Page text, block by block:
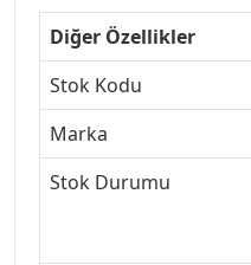
Diğer Özellikler
Stok Kodu
Marka
Stok Durumu